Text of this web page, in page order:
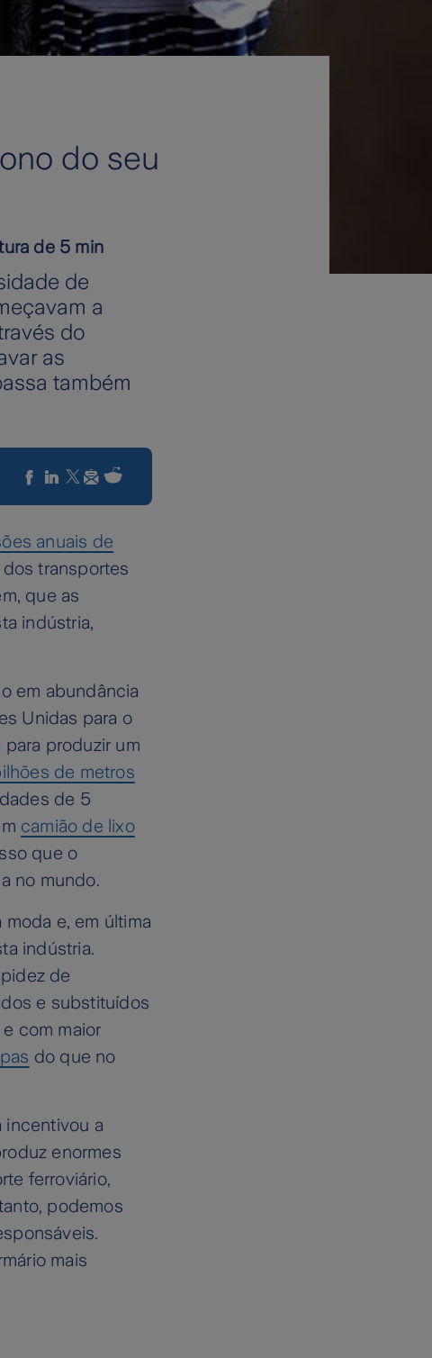
do seu
de 5 min
de
a
do
as
também
anuais de
transportes
que as
indústria,
em abundância
Unidas para o
produzir um
de metros
de 5
camião de lixo
que o
no mundo.
e, em última
indústria.
de
e substituídos
com maior
do que no
incentivou a
enormes
ferroviário,
podemos
mais